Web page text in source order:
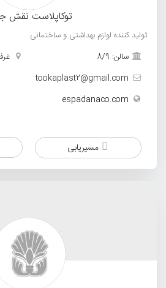
توکاپلاست نقش
تولید کننده لوازم بهداشتی و ساختمانی
سالن: 8/9
tookaplast2@gmail.com
espadanaco.com
مسیریابی